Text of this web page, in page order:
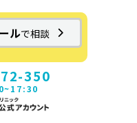
ルで相談
350